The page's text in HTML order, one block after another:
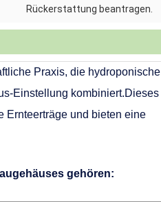
Rückerstattung beantragen.
Praxis, die hydroponische
Einstellung kombiniert.Dieses
Ernteerträge und bieten eine
gehören: